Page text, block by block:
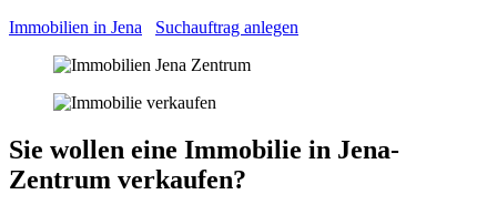
Immobilien in Jena
Suchauftrag anlegen
Sie wollen eine Immobilie in Jena-
Zentrum verkaufen?